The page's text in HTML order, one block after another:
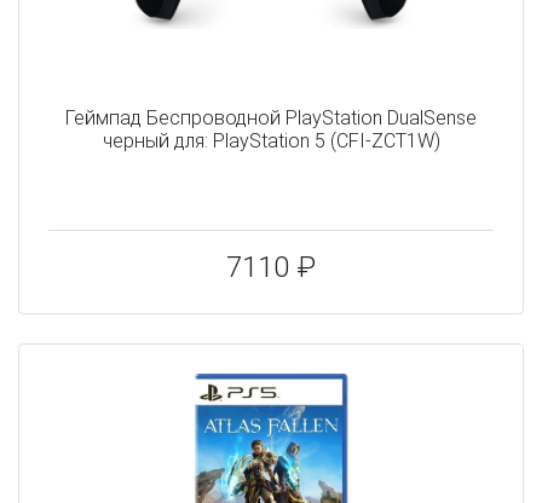
Геймпад Беспроводной PlayStation DualSense
черный для: PlayStation 5 (CFI-ZCT1W)
7110 ₽